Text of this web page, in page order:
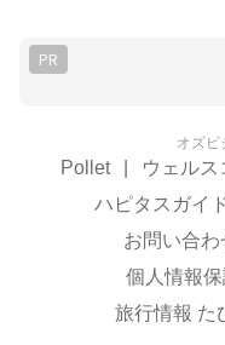
PR
オズビ
Pollet ウェルス
ハピタスガイ
お問い合わ
個人情報
旅行情報 た